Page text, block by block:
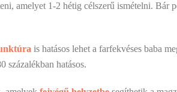
amelyet 1-2 hétig célszerű ismételni. Bár
is hatásos lehet a farfekvéses baba
százalékban hatásos.